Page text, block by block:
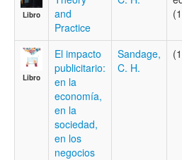
Iniciar sesión
Libro
and
Practice
Libro
El impacto
publicitario:
en la
economía,
en la
sociedad,
en los
negocios
Sandage,
C. H.